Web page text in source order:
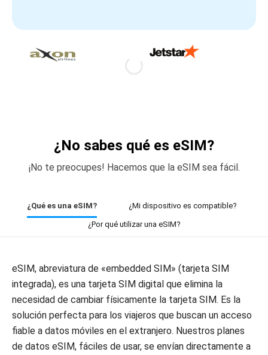
¿No sabes qué es eSIM?
¡No te preocupes! Hacemos que la eSIM sea fácil.
¿Qué es una eSIM? ¿Mi dispositivo es compatible?
¿Por qué utilizar una eSIM?
eSIM, abreviatura de «embedded SIM» (tarjeta SIM
integrada), es una tarjeta SIM digital que elimina la
necesidad de cambiar físicamente la tarjeta SIM. Es la
solución perfecta para los viajeros que buscan un acceso
fiable a datos móviles en el extranjero. Nuestros planes
de datos eSIM, fáciles de usar, se envían directamente a